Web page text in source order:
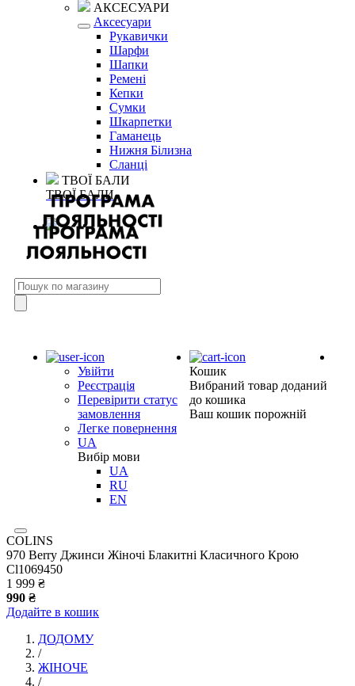
АКСЕСУАРИ
Аксесуари
Рукавички
Шарфи
Шапки
Ремені
Кепки
Сумки
Шкарпетки
Гаманець
Нижня Білизна
Сланці
ТВОЇ БАЛИ
ТВОЇ БАЛИ
Увійти
Реєстрація
Перевірити статус
замовлення
Легке повернення
UA
Вибір мови
UA
RU
EN
Кошик
Вибраний товар доданий
до кошика
Ваш кошик порожній
COLINS
970 Berry Джинси Жіночі Блакитні Класичного Крою
Cl1069450
1 999 ₴
990 ₴
Додайте в кошик
ДОДОМУ
/
ЖІНОЧЕ
/